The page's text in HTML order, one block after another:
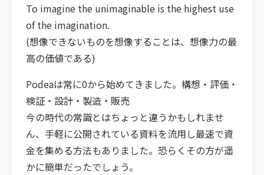
To imagine the unimaginable is the highest use
of the imagination.
(想像できないものを想像することは、想像力の最
高の価値である)
Podeaは常に0から始めてきました。構想・評価・
検証・設計・製造・販売
今の時代の常識とはちょっと違うかもしれませ
ん、手軽に公開されている資料を流用し最速で資
金を集める方法もありました。恐らくその方が遥
かに簡単だったでしょう。